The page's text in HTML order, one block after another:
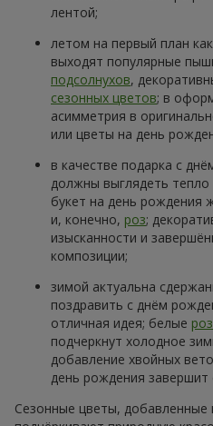
301 красная роза
29 998 грн
Заказать